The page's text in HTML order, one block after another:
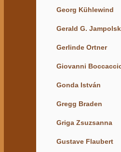
Georg Kühlewind
Gerald G.
Gerlinde Ortner
Giovanni
Gonda István
Gregg Braden
Griga Zsuzsanna
Gustave Flaubert